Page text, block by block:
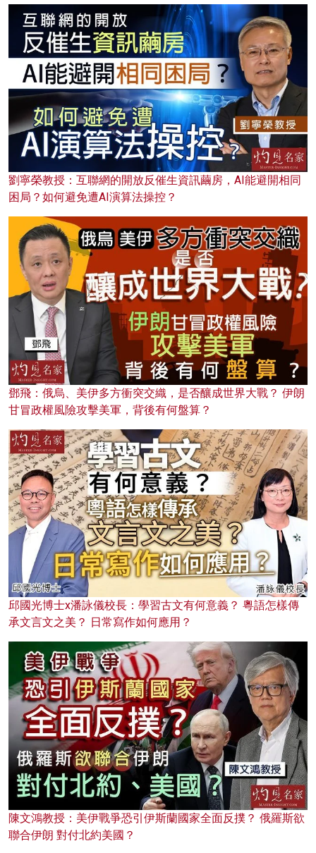
劉寧榮教授：互聯網的開放反催生資訊繭房，AI能避開相同
困局？如何避免遭AI演算法操控？
鄧飛：俄烏、美伊多方衝突交織，是否釀成世界大戰？ 伊朗
甘冒政權風險攻擊美軍，背後有何盤算？
邱國光博士x潘詠儀校長：學習古文有何意義？ 粵語怎樣傳
承文言文之美？ 日常寫作如何應用？
陳文鴻教授：美伊戰爭恐引伊斯蘭國家全面反撲？ 俄羅斯欲
聯合伊朗 對付北約美國？